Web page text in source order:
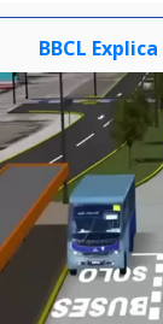
BBCL Explica